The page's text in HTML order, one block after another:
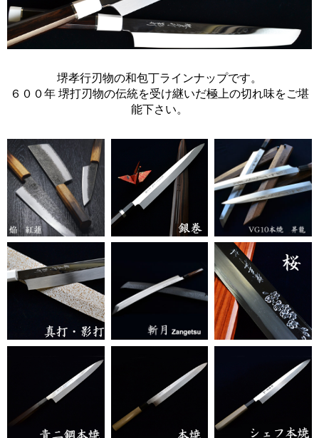
堺孝行刃物の和包丁ラインナップです。
６００年 堺打刃物の伝統を受け継いだ極上の切れ味をご堪
能下さい。